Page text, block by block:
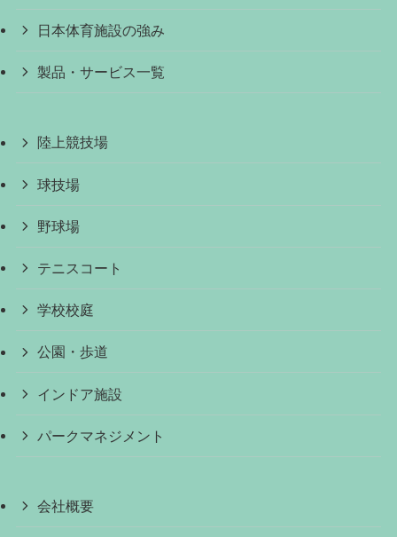
日本体育施設の強み
製品・サービス一覧
陸上競技場
球技場
野球場
テニスコート
学校校庭
公園・歩道
インドア施設
パークマネジメント
会社概要